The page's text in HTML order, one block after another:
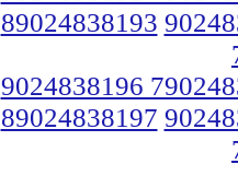
89024838193
9024838196
89024838197